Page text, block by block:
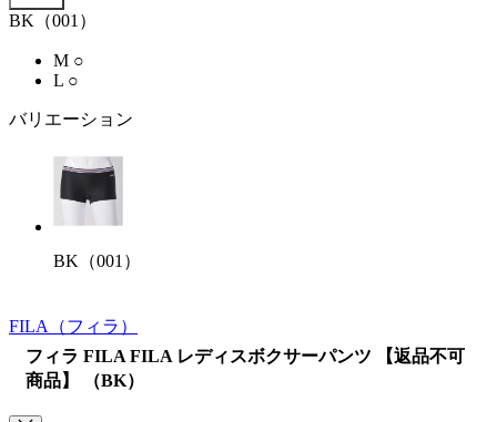
BK（001）
M ○
L ○
バリエーション
BK（001）
FILA （フィラ）
フィラ FILA FILA レディスボクサーパンツ 【返品不可
商品】 （BK）